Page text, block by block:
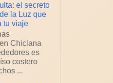
el secreto
la Luz que
tu viaje
Chiclana
es
costero
...